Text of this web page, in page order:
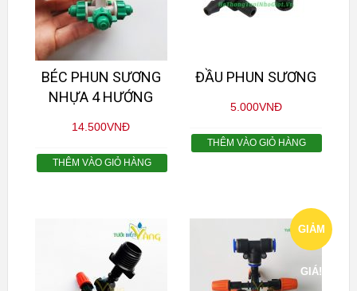
BÉC PHUN SƯƠNG
NHỰA 4 HƯỚNG
14.500VNĐ
THÊM VÀO GIỎ HÀNG
ĐẦU PHUN SƯƠNG
5.000VNĐ
THÊM VÀO GIỎ HÀNG
GIẢM
GIÁ!